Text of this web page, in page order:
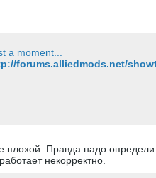
a moment...
forums.alliedmods.net/
плохой. Правда надо
некорректно.